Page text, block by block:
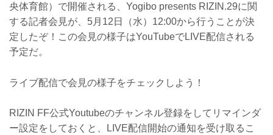
央体育館）で開催される、Yogibo presents RIZIN.29に関
する記者会見が、5月12日（水）12:00から行うことが決
定したぞ！この会見の様子はYouTubeでLIVE配信される
予定だ。
ライブ配信で会見の様子をチェックしよう！
RIZIN FF公式Youtubeのチャンネル登録をしてリマインダ
ー設定をしておくと、LIVE配信開始の通知を受け取るこ